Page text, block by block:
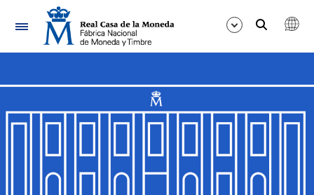
Nabigazioa
Erakutsi/Ezkutatu
Erakutsi/Ezkutatu